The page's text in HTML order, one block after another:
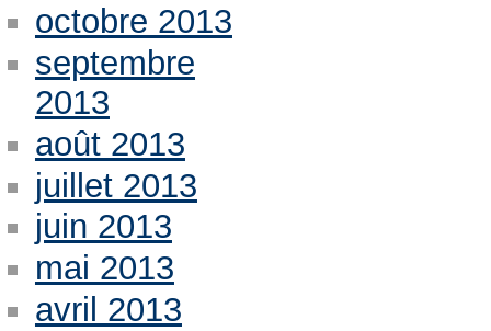
octobre 2013
septembre
2013
août 2013
juillet 2013
juin 2013
mai 2013
avril 2013